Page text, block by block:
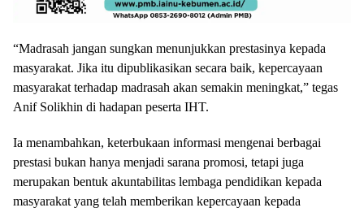
“Madrasah jangan sungkan menunjukkan prestasinya kepada
masyarakat. Jika itu dipublikasikan secara baik, kepercayaan
masyarakat terhadap madrasah akan semakin meningkat,” tegas
Anif Solikhin di hadapan peserta IHT.
Ia menambahkan, keterbukaan informasi mengenai berbagai
prestasi bukan hanya menjadi sarana promosi, tetapi juga
merupakan bentuk akuntabilitas lembaga pendidikan kepada
masyarakat yang telah memberikan kepercayaan kepada